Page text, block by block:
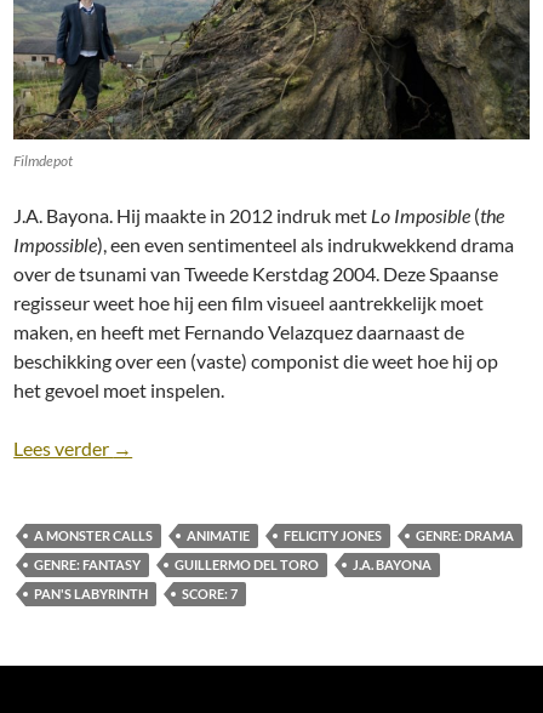
Filmdepot
J.A. Bayona. Hij maakte in 2012 indruk met Lo Imposible (the
Impossible), een even sentimenteel als indrukwekkend drama
over de tsunami van Tweede Kerstdag 2004. Deze Spaanse
regisseur weet hoe hij een film visueel aantrekkelijk moet
maken, en heeft met Fernando Velazquez daarnaast de
beschikking over een (vaste) componist die weet hoe hij op
het gevoel moet inspelen.
Lees verder Recensie: A Monster Calls (2016) [Fantasy, Drama]
→
A MONSTER CALLS ANIMATIE FELICITY JONES
GENRE: DRAMA
GENRE: FANTASY
GUILLERMO DEL TORO
J.A. BAYONA
PAN'S LABYRINTH
SCORE: 7